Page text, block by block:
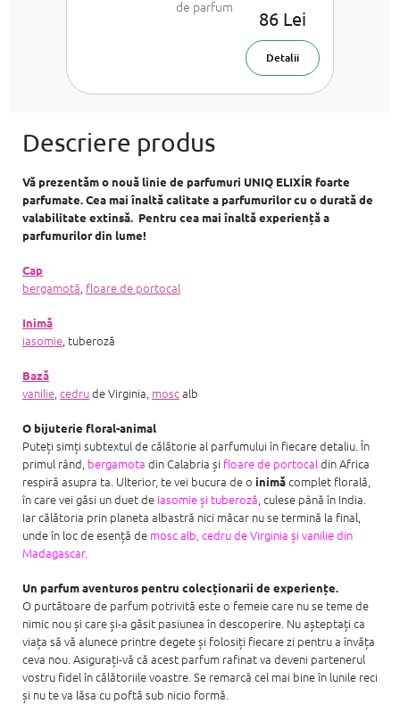
de parfum
86 Lei
Detalii
Vă prezentăm o nouă linie de parfumuri UNIQ ELIXÍR foarte
parfumate. Cea mai înaltă calitate a parfumurilor cu o durată de
valabilitate extinsă. Pentru cea mai înaltă experiență a
parfumurilor din lume!
Cap
bergamotă floare de portocal
Inimă
iasomie , tuberoză
Bază
vanilie cedrude Virginia, moscalb
O bijuterie floral-animal
Puteți simți subtextul de călătorie al parfumului în fiecare detaliu. În
primul rând, bergamota din Calabria și floare de portocaldin Africa
respiră asupra ta. Ulterior, te vei bucura de o inimăcomplet florală,
în care vei găsi un duet de iasomie și tuberoză , culese până în India.
Iar călătoria prin planeta albastră nici măcar nu se termină la final,
unde în loc de esență de mosc alb, cedru de Virginia și vanilie din
Madagascar.
Un parfum aventuros pentru colecționarii de experiențe.
O purtătoare de parfum potrivită este o femeie care nu se teme de
nimic nou și care și-a găsit pasiunea în descoperire. Nu așteptați ca
viața să vă alunece printre degete și folosiți fiecare zi pentru a învăța
ceva nou. Asigurați-vă că acest parfum rafinat va deveni partenerul
vostru fidel în călătoriile voastre. Se remarcă cel mai bine în lunile reci
și nu te va lăsa cu poftă sub nicio formă.